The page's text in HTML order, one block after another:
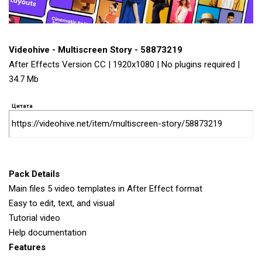
Videohive - Multiscreen Story - 58873219
After Effects Version CC | 1920x1080 | No plugins required |
34.7 Mb
Цитата
https://videohive.net/item/multiscreen-story/58873219
Pack Details
Main files 5 video templates in After Effect format
Easy to edit, text, and visual
Tutorial video
Help documentation
Features